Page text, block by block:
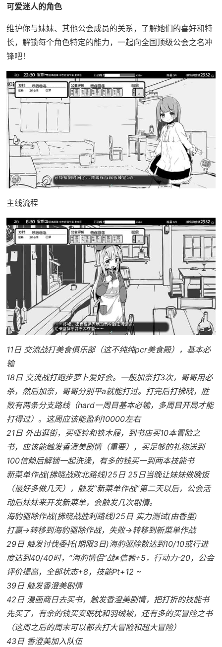
可爱迷人的角色
维护你与妹妹、其他公会成员的关系，了解她们的喜好和特
长，解锁每个角色特定的能力，一起向全国顶级公会之名冲
锋吧！
主线流程
11日 交流战打美食俱乐部（这不纯纯pcr美食殿），基本必
输
18日 交流战打跑步萝卜爱好会。一般加奈打3次，哥哥用必
杀，然后加奈，哥哥分别平a就能打过。打完后打拂晓，胜
败有两条分支路线（hard一周目基本必输，多周目开局才能
打得过）。这周应该能盈利10000左右
21日 外出逛街，买哑铃和铁木屐，到书店买10本冒险之
书，应该能触发香澄美剧情（重要），买足够的礼物送到
100信赖后解锁一起洗澡，有多的钱买一到两本技能书
新菜单作战(拂晓战败北路线)25日 25日当晚让妹妹做晚饭
（最好多做几天），触发“新菜单作战”第二天以后，公会活
动后妹妹来开发新菜单，会触发几次剧情。
海豹驱除作战(拂晓战胜利路线)25日 实力测试(由香里)
打赢→转移到海豹驱除作战，失败→转移到新菜单作战
29日 触发讨伐委托(期限3日)海豹驱除数达到10/10或行进
度达到40/40时，“海豹情侣”战※信赖+5，行动力-20，公会
评价提高，全部状态+8，技能Pt+12 ~
39日 触发香澄美剧情
42日 漫画商日去买书，触发香澄美剧情，把打折的技能书
先买了，有余的钱买安眠枕和羽绒被，还有多的买冒险之书
（这周之后的周末可以都去打大冒险和超大冒险）
43日 香澄美加入队伍